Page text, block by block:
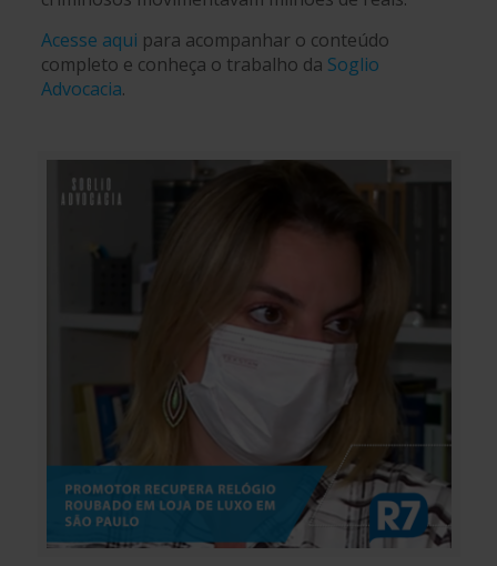
Acesse aqui para acompanhar o conteúdo
completo e conheça o trabalho da Soglio
Advocacia.